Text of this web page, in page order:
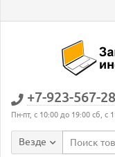
+7-923-567-
Пн-пт, с 10:00 до 19:00 сб, с
Везде